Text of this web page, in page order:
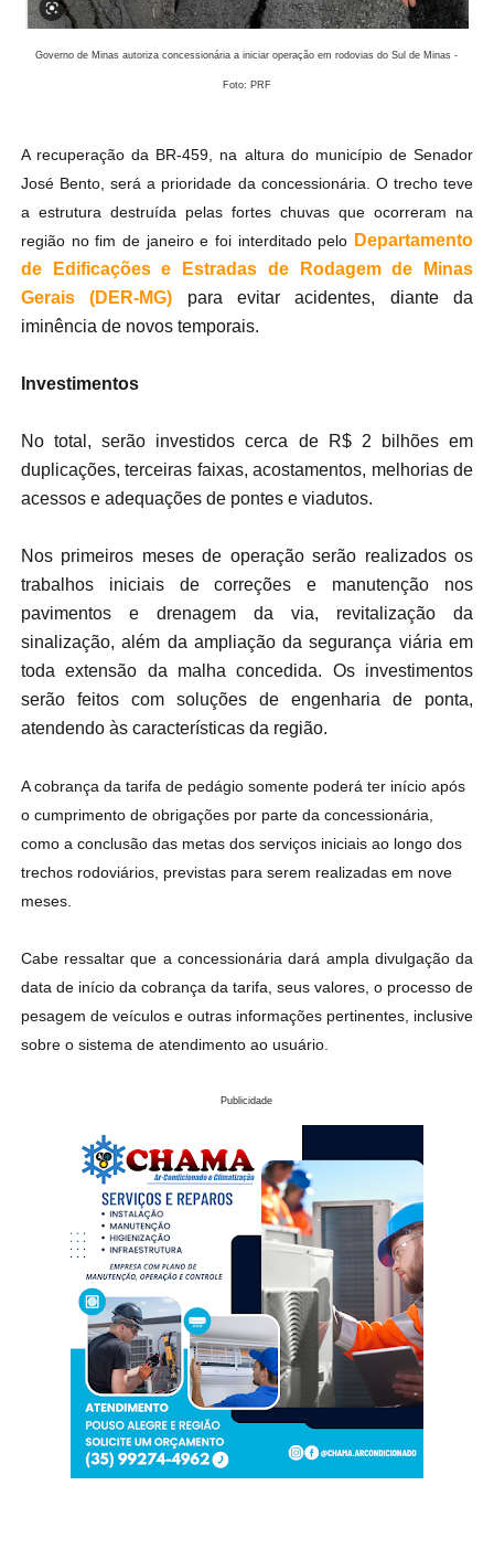
Governo de Minas autoriza concessionária a iniciar operação em rodovias do Sul de Minas -
Foto: PRF
A recuperação da BR-459, na altura do município de Senador
José Bento, será a prioridade da concessionária. O trecho teve
a estrutura destruída pelas fortes chuvas que ocorreram na
região no fim de janeiro e foi interditado pelo Departamento
de Edificações e Estradas de Rodagem de Minas
Gerais (DER-MG) para evitar acidentes, diante da
iminência de novos temporais.
Investimentos
No total, serão investidos cerca de R$ 2 bilhões em
duplicações, terceiras faixas, acostamentos, melhorias de
acessos e adequações de pontes e viadutos.
Nos primeiros meses de operação serão realizados os
trabalhos iniciais de correções e manutenção nos
pavimentos e drenagem da via, revitalização da
sinalização, além da ampliação da segurança viária em
toda extensão da malha concedida. Os investimentos
serão feitos com soluções de engenharia de ponta,
atendendo às características da região.
A cobrança da tarifa de pedágio somente poderá ter início após
o cumprimento de obrigações por parte da concessionária,
como a conclusão das metas dos serviços iniciais ao longo dos
trechos rodoviários, previstas para serem realizadas em nove
meses.
Cabe ressaltar que a concessionária dará ampla divulgação da
data de início da cobrança da tarifa, seus valores, o processo de
pesagem de veículos e outras informações pertinentes, inclusive
sobre o sistema de atendimento ao usuário.
Publicidade